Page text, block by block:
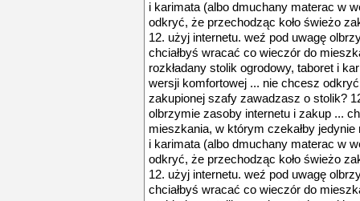
i karimata (albo dmuchany materac w
odkryć, że przechodząc koło świeżo
12. użyj internetu. weź pod uwagę
chciałbyś wracać co wieczór do
rozkładany stolik ogrodowy, taboret i
wersji komfortowej ... nie chcesz
zakupionej szafy zawadzasz o stolik?
olbrzymie zasoby internetu i zakup ...
mieszkania, w którym czekałby jedynie
i karimata (albo dmuchany materac w
odkryć, że przechodząc koło świeżo
12. użyj internetu. weź pod uwagę
chciałbyś wracać co wieczór do